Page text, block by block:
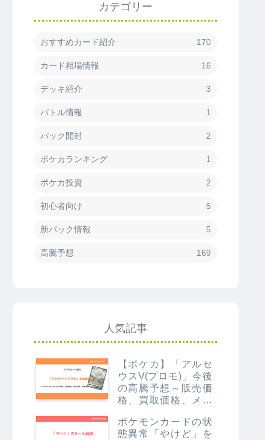
カテゴリー
おすすめカード紹介 170
カード相場情報 16
デッキ紹介 3
バトル情報 1
パック開封 2
ポケカランキング 1
ポケカ投資 2
初心者向け 5
新パック情報 5
高騰予想 169
人気記事
【ポケカ】「アルセ
ウスV(プロモ)」今後
の高騰予想～販売価
格、買取価格、メル
から値上がり予想～
ポケモンカードの状
態異常「やけど」を